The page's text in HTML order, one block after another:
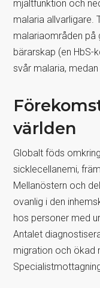
mjältfunktion och
malaria allvarligare.
malariaområden på
bärarskap (en
svår malaria,
världen
Globalt föds
sicklecellanemi,
Mellanöstern och
ovanlig i den
hos personer med
Antalet
migration och ökad